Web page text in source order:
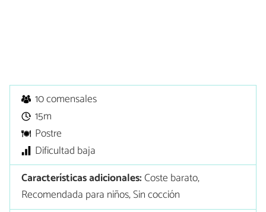
10 comensales
15m
Postre
Dificultad baja
Características adicionales:Coste barato,
Recomendada para niños, Sin cocción